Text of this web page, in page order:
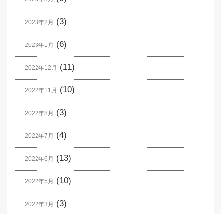
2023年2月 (3)
2023年1月 (6)
2022年12月 (11)
2022年11月 (10)
2022年8月 (3)
2022年7月 (4)
2022年6月 (13)
2022年5月 (10)
2022年3月 (3)